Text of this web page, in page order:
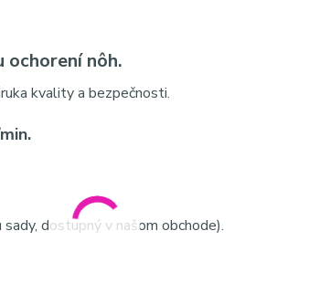
ochorení nôh.
kvality a bezpečnosti.
dostupný v našom obchode).